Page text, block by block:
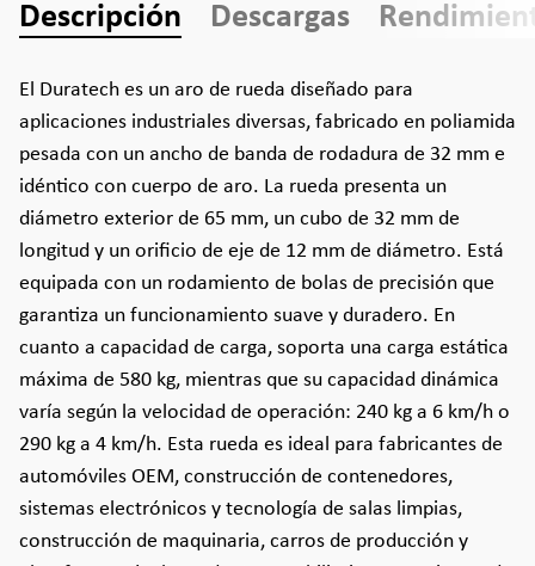
Descripción Descargas
El Duratech es un aro de rueda diseñado para
aplicaciones industriales diversas, fabricado en poliamida
pesada con un ancho de banda de rodadura de 32 mm e
idéntico con cuerpo de aro. La rueda presenta un
diámetro exterior de 65 mm, un cubo de 32 mm de
longitud y un orificio de eje de 12 mm de diámetro. Está
equipada con un rodamiento de bolas de precisión que
garantiza un funcionamiento suave y duradero. En
cuanto a capacidad de carga, soporta una carga estática
máxima de 580 kg, mientras que su capacidad dinámica
varía según la velocidad de operación: 240 kg a 6 km/h o
290 kg a 4 km/h. Esta rueda es ideal para fabricantes de
automóviles OEM, construcción de contenedores,
sistemas electrónicos y tecnología de salas limpias,
construcción de maquinaria, carros de producción y